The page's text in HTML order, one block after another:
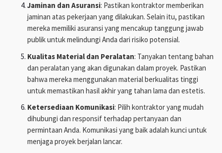
Jaminan dan Asuransi: Pastikan kontraktor memberikan
jaminan atas pekerjaan yang dilakukan. Selain itu, pastikan
mereka memiliki asuransi yang mencakup tanggung jawab
publik untuk melindungi Anda dari risiko potensial.
Kualitas Material dan Peralatan: Tanyakan tentang bahan
dan peralatan yang akan digunakan dalam proyek. Pastikan
bahwa mereka menggunakan material berkualitas tinggi
untuk memastikan hasil akhir yang tahan lama dan estetis.
Ketersediaan Komunikasi: Pilih kontraktor yang mudah
dihubungi dan responsif terhadap pertanyaan dan
permintaan Anda. Komunikasi yang baik adalah kunci untuk
menjaga proyek berjalan lancar.